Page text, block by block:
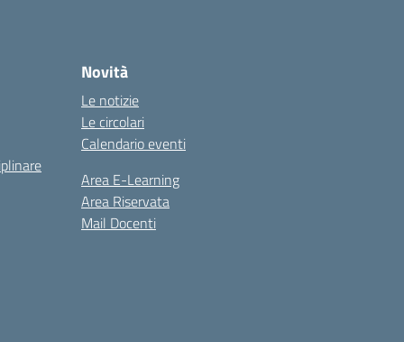
Novità
Le notizie
Le circolari
Calendario eventi
Area E-Learning
Area Riservata
Mail Docenti